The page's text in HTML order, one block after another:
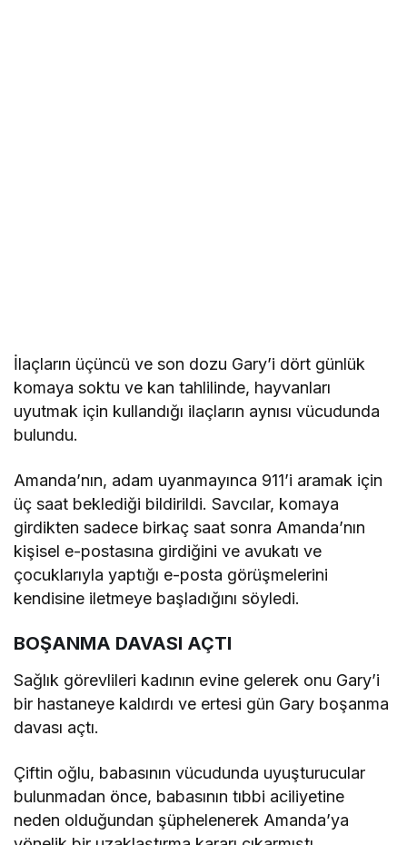
İlaçların üçüncü ve son dozu Gary’i dört günlük
komaya soktu ve kan tahlilinde, hayvanları
uyutmak için kullandığı ilaçların aynısı vücudunda
bulundu.
Amanda’nın, adam uyanmayınca 911’i aramak için
üç saat beklediği bildirildi. Savcılar, komaya
girdikten sadece birkaç saat sonra Amanda’nın
kişisel e-postasına girdiğini ve avukatı ve
çocuklarıyla yaptığı e-posta görüşmelerini
kendisine iletmeye başladığını söyledi.
BOŞANMA DAVASI AÇTI
Sağlık görevlileri kadının evine gelerek onu Gary’i
bir hastaneye kaldırdı ve ertesi gün Gary boşanma
davası açtı.
Çiftin oğlu, babasının vücudunda uyuşturucular
bulunmadan önce, babasının tıbbi aciliyetine
neden olduğundan şüphelenerek Amanda’ya